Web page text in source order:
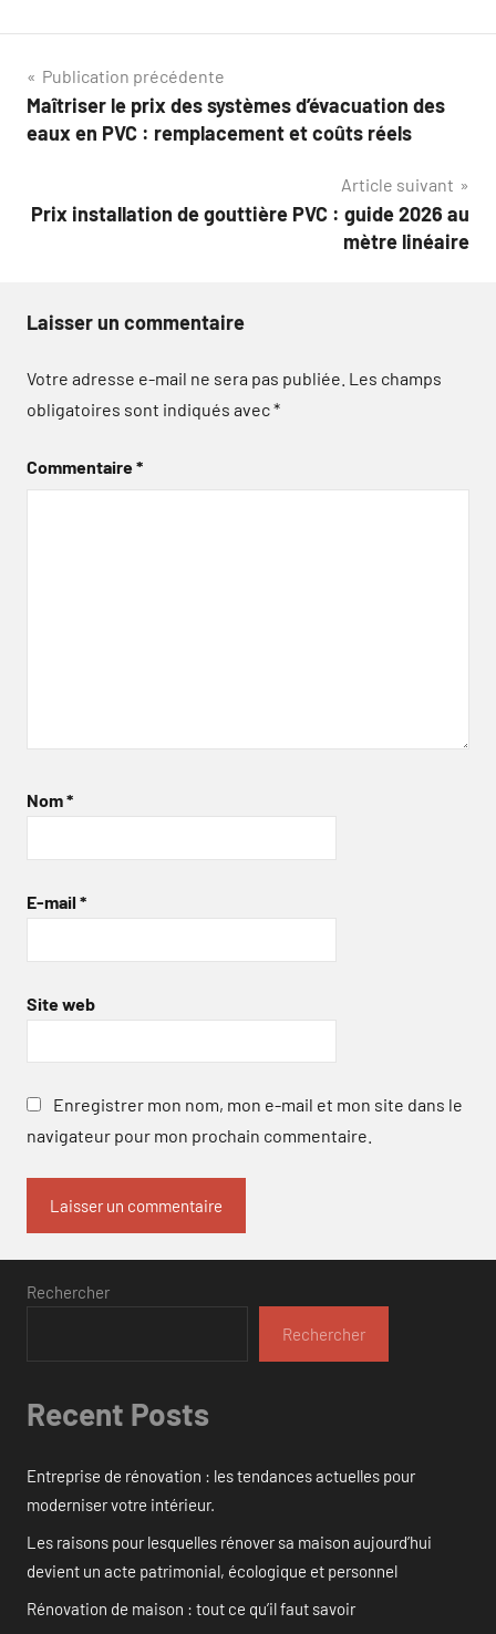
Navigation
de
Publication précédente
Maîtriser le prix des systèmes d’évacuation des
eaux en PVC : remplacement et coûts réels
Article suivant
Prix installation de gouttière PVC : guide 2026 au
mètre linéaire
Laisser un commentaire
Votre adresse e-mail ne sera pas publiée. Les champs
obligatoires sont indiqués avec*
Commentaire*
Nom*
E-mail *
Site web
Enregistrer mon nom, mon e-mail et mon site dans le
navigateur pour mon prochain commentaire.
Rechercher
Rechercher
Recent Posts
Entreprise de rénovation : les tendances actuelles pour
moderniser votre intérieur.
Les raisons pour lesquelles rénover sa maison aujourd’hui
devient un acte patrimonial, écologique et personnel
Rénovation de maison : tout ce qu’il faut savoir